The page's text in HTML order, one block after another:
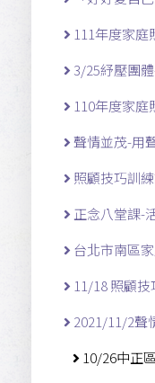
111年度家庭
3/25紓壓團
110年度家庭
聲情並茂-用
照顧技巧訓
正念八堂課-
台北市南區
11/18 照顧
2021/11/2聲
10/26中正